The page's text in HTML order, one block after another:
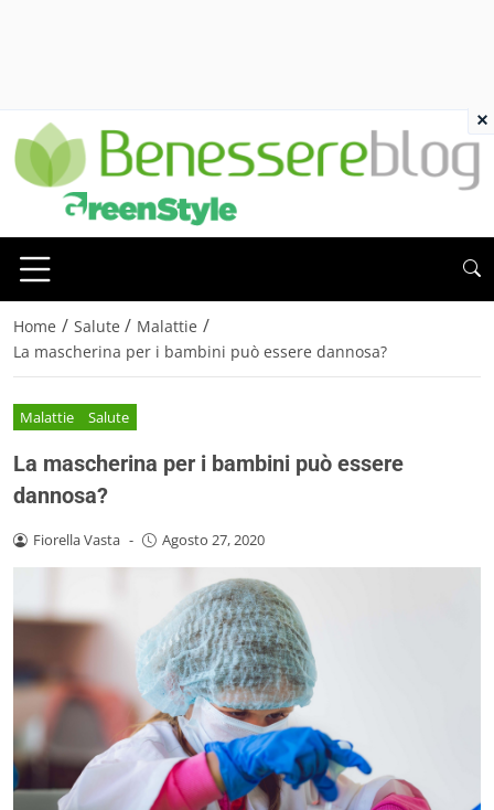
Home / Salute / Malattie /
La mascherina per i bambini può essere dannosa?
Malattie Salute
La mascherina per i bambini può essere
dannosa?
Fiorella Vasta - Agosto 27, 2020
×